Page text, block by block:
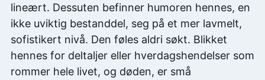
lineært. Dessuten befinner humoren hennes, en
ikke uviktig bestanddel, seg på et mer lavmelt,
sofistikert nivå. Den føles aldri søkt. Blikket
hennes for deltaljer eller hverdagshendelser som
rommer hele livet, og døden, er små